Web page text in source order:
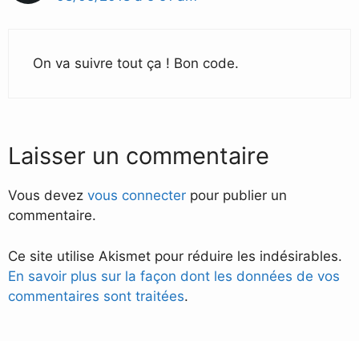
On va suivre tout ça ! Bon code.
Laisser un commentaire
Vous devez vous connecter pour publier un
commentaire.
Ce site utilise Akismet pour réduire les indésirables.
En savoir plus sur la façon dont les données de vos
commentaires sont traitées.